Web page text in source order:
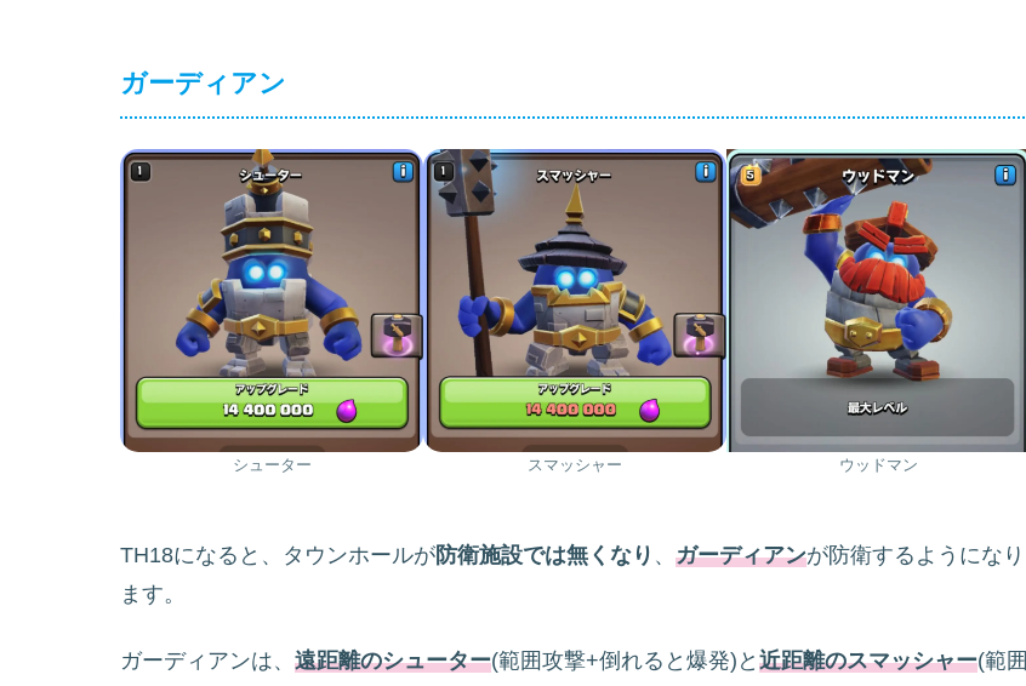
ガーディアン
シューター スマッシャー ウッドマン
TH18になると、タウンホールが防衛施設では無くなり 、 ガーディアンが防衛するようになり
ます。
ガーディアンは、 遠距離のシューター(範囲攻撃+倒れると爆発)と 近距離のスマッシャー(範囲